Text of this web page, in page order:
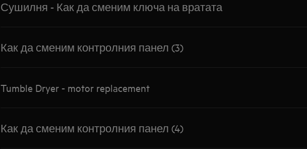
Сушилня - Как да сменим ключа на вратата
Как да сменим контролния панел (3)
Tumble Dryer - motor replacement
Как да сменим контролния панел (4)